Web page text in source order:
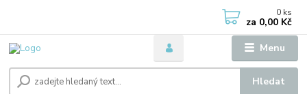
Menu
Hledat
0 ks
za 0,00 Kč